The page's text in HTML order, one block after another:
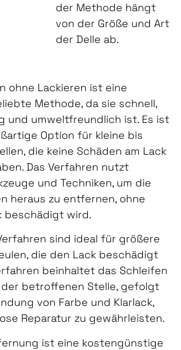
der Methode hängt
von der Größe und Art
der Delle ab.
ohne Lackieren ist eine
Methode, da sie schnell,
und umweltfreundlich ist. Es ist
Option für kleine bis
die keine Schäden am Lack
Das Verfahren nutzt
und Techniken, um die
heraus zu entfernen, ohne
beschädigt wird.
sind ideal für größere
die den Lack beschädigt
beinhaltet das Schleifen
betroffenen Stelle, gefolgt
von Farbe und Klarlack,
Reparatur zu gewährleisten.
ist eine kostengünstige